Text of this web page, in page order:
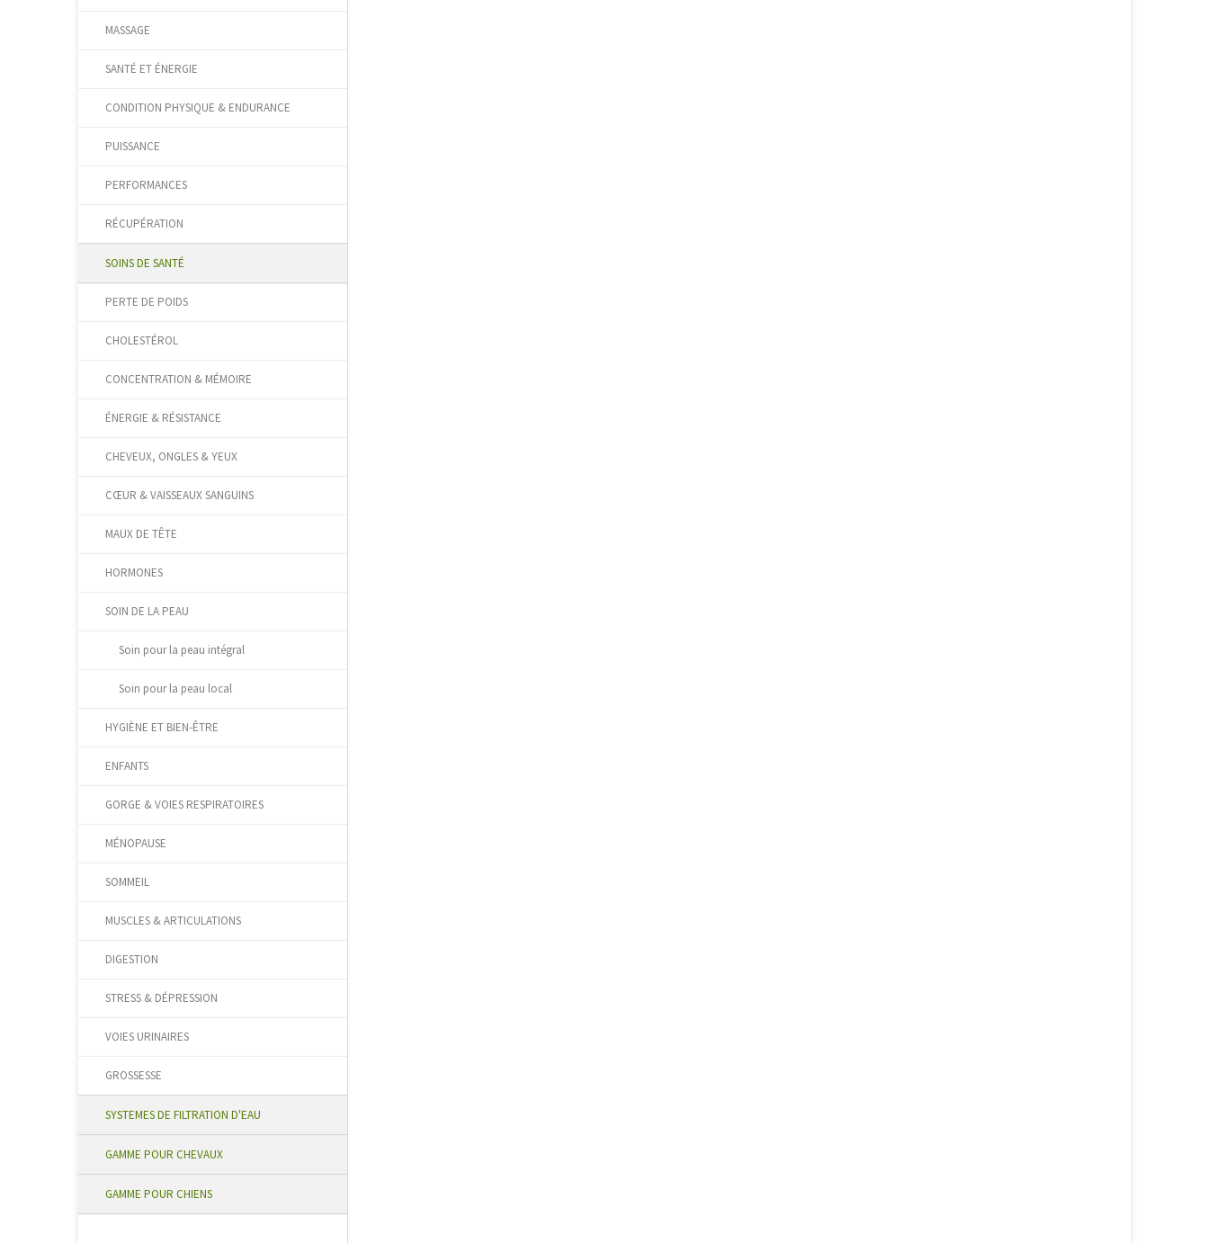
MASSAGE
SANTÉ ET ÉNERGIE
CONDITION PHYSIQUE & ENDURANCE
PUISSANCE
PERFORMANCES
RÉCUPÉRATION
SOINS DE SANTÉ
PERTE DE POIDS
CHOLESTÉROL
CONCENTRATION & MÉMOIRE
ÉNERGIE & RÉSISTANCE
CHEVEUX, ONGLES & YEUX
CŒUR & VAISSEAUX SANGUINS
MAUX DE TÊTE
HORMONES
SOIN DE LA PEAU
Soin pour la peau intégral
Soin pour la peau local
HYGIÈNE ET BIEN-ÊTRE
ENFANTS
GORGE & VOIES RESPIRATOIRES
MÉNOPAUSE
SOMMEIL
MUSCLES & ARTICULATIONS
DIGESTION
STRESS & DÉPRESSION
VOIES URINAIRES
GROSSESSE
SYSTEMES DE FILTRATION D'EAU
GAMME POUR CHEVAUX
GAMME POUR CHIENS